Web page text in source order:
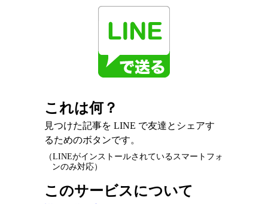
これは何？
見つけた記事を LINE で友達とシェアす
るためのボタンです。
（LINEがインストールされているスマートフォ
ンのみ対応）
このサービスについて